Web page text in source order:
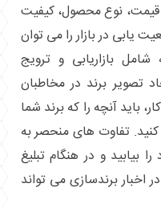
قیمت، نوع محصول، کیفیت
یابی در بازار را می توان
بازاریابی و ترویج
تصویر برند در مخاطبان
باید آنچه را که برند شما
کنید. تفاوت های منحصر به
بیابید و در هنگام تبلیغ
اخبار برندسازی می تواند